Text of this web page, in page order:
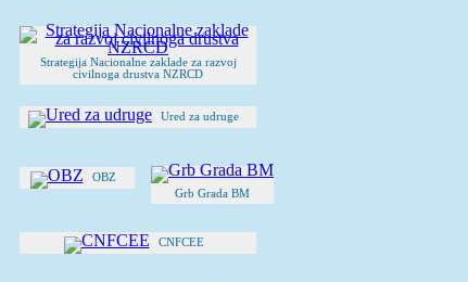
Strategija Nacionalne zaklade za razvoj
civilnoga drustva NZRCD
Ured za udruge
OBZ
Grb Grada BM
CNFCEE